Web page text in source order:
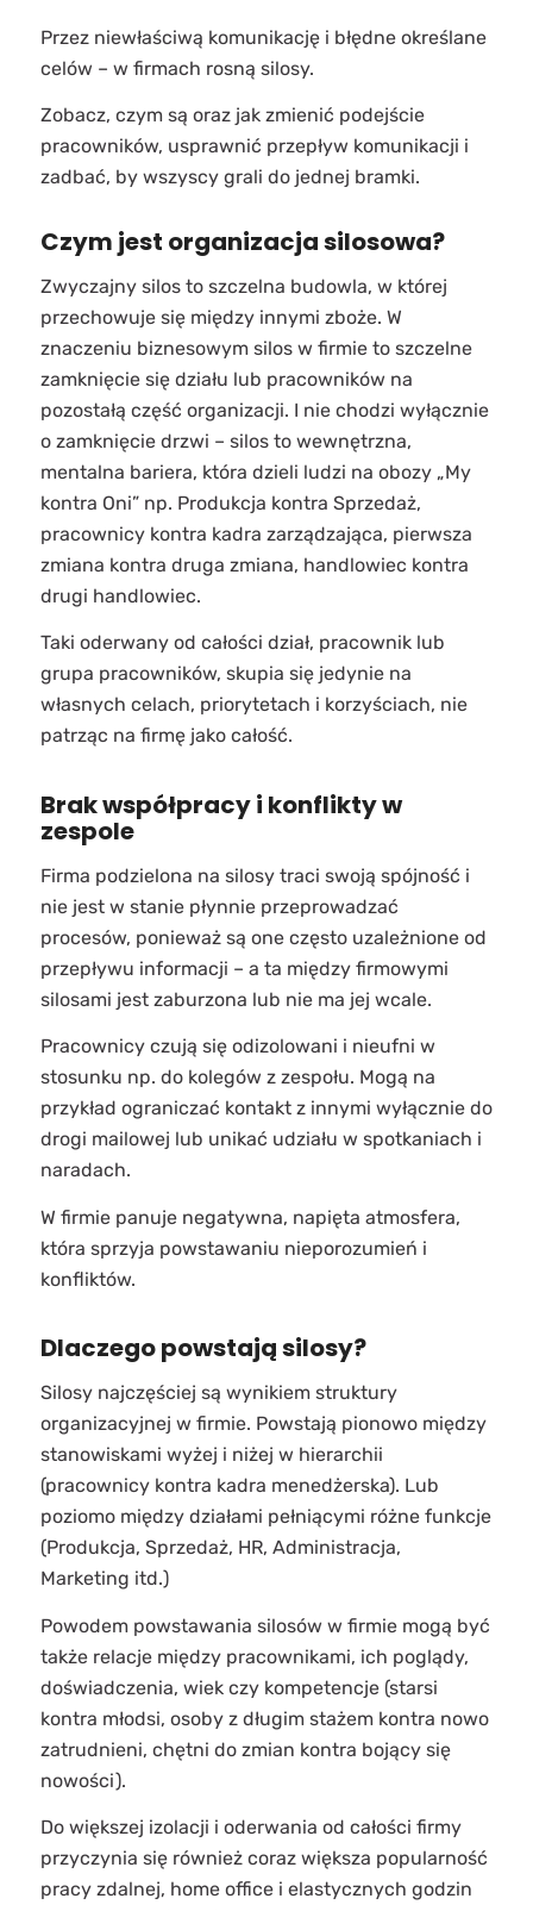
Przez niewłaściwą komunikację i błędne określane
celów – w firmach rosną silosy.
Zobacz, czym są oraz jak zmienić podejście
pracowników, usprawnić przepływ komunikacji i
zadbać, by wszyscy grali do jednej bramki.
Czym jest organizacja silosowa?
Zwyczajny silos to szczelna budowla, w której
przechowuje się między innymi zboże. W
znaczeniu biznesowym silos w firmie to szczelne
zamknięcie się działu lub pracowników na
pozostałą część organizacji. I nie chodzi wyłącznie
o zamknięcie drzwi – silos to wewnętrzna,
mentalna bariera, która dzieli ludzi na obozy „My
kontra Oni” np. Produkcja kontra Sprzedaż,
pracownicy kontra kadra zarządzająca, pierwsza
zmiana kontra druga zmiana, handlowiec kontra
drugi handlowiec.
Taki oderwany od całości dział, pracownik lub
grupa pracowników, skupia się jedynie na
własnych celach, priorytetach i korzyściach, nie
patrząc na firmę jako całość.
Brak współpracy i konflikty w
zespole
Firma podzielona na silosy traci swoją spójność i
nie jest w stanie płynnie przeprowadzać
procesów, ponieważ są one często uzależnione od
przepływu informacji – a ta między firmowymi
silosami jest zaburzona lub nie ma jej wcale.
Pracownicy czują się odizolowani i nieufni w
stosunku np. do kolegów z zespołu. Mogą na
przykład ograniczać kontakt z innymi wyłącznie do
drogi mailowej lub unikać udziału w spotkaniach i
naradach.
W firmie panuje negatywna, napięta atmosfera,
która sprzyja powstawaniu nieporozumień i
konfliktów.
Dlaczego powstają silosy?
Silosy najczęściej są wynikiem struktury
organizacyjnej w firmie. Powstają pionowo między
stanowiskami wyżej i niżej w hierarchii
(pracownicy kontra kadra menedżerska). Lub
poziomo między działami pełniącymi różne funkcje
(Produkcja, Sprzedaż, HR, Administracja,
Marketing itd.)
Powodem powstawania silosów w firmie mogą być
także relacje między pracownikami, ich poglądy,
doświadczenia, wiek czy kompetencje (starsi
kontra młodsi, osoby z długim stażem kontra nowo
zatrudnieni, chętni do zmian kontra bojący się
nowości).
Do większej izolacji i oderwania od całości firmy
przyczynia się również coraz większa popularność
pracy zdalnej, home office i elastycznych godzin